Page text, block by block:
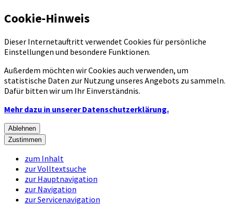
Cookie-Hinweis
Dieser Internetauftritt verwendet Cookies für persönliche
Einstellungen und besondere Funktionen.
Außerdem möchten wir Cookies auch verwenden, um
statistische Daten zur Nutzung unseres Angebots zu sammeln.
Dafür bitten wir um Ihr Einverständnis.
Mehr dazu in unserer Datenschutzerklärung.
Ablehnen
Zustimmen
zum Inhalt
zur Volltextsuche
zur Hauptnavigation
zur Navigation
zur Servicenavigation